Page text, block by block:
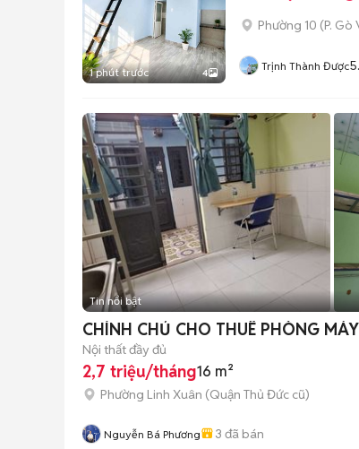
1 phút trước 4
Phường 10 (P. Gò
Trịnh Thành Được
Tin nổi bật
CHÍNH CHỦ CHO THUÊ PHÒNG
Nội thất đầy đủ
2,7 triệu/tháng16 m²
Phường Linh Xuân (Quận Thủ Đức cũ)
Nguyễn Bá Phương 3 đã bán